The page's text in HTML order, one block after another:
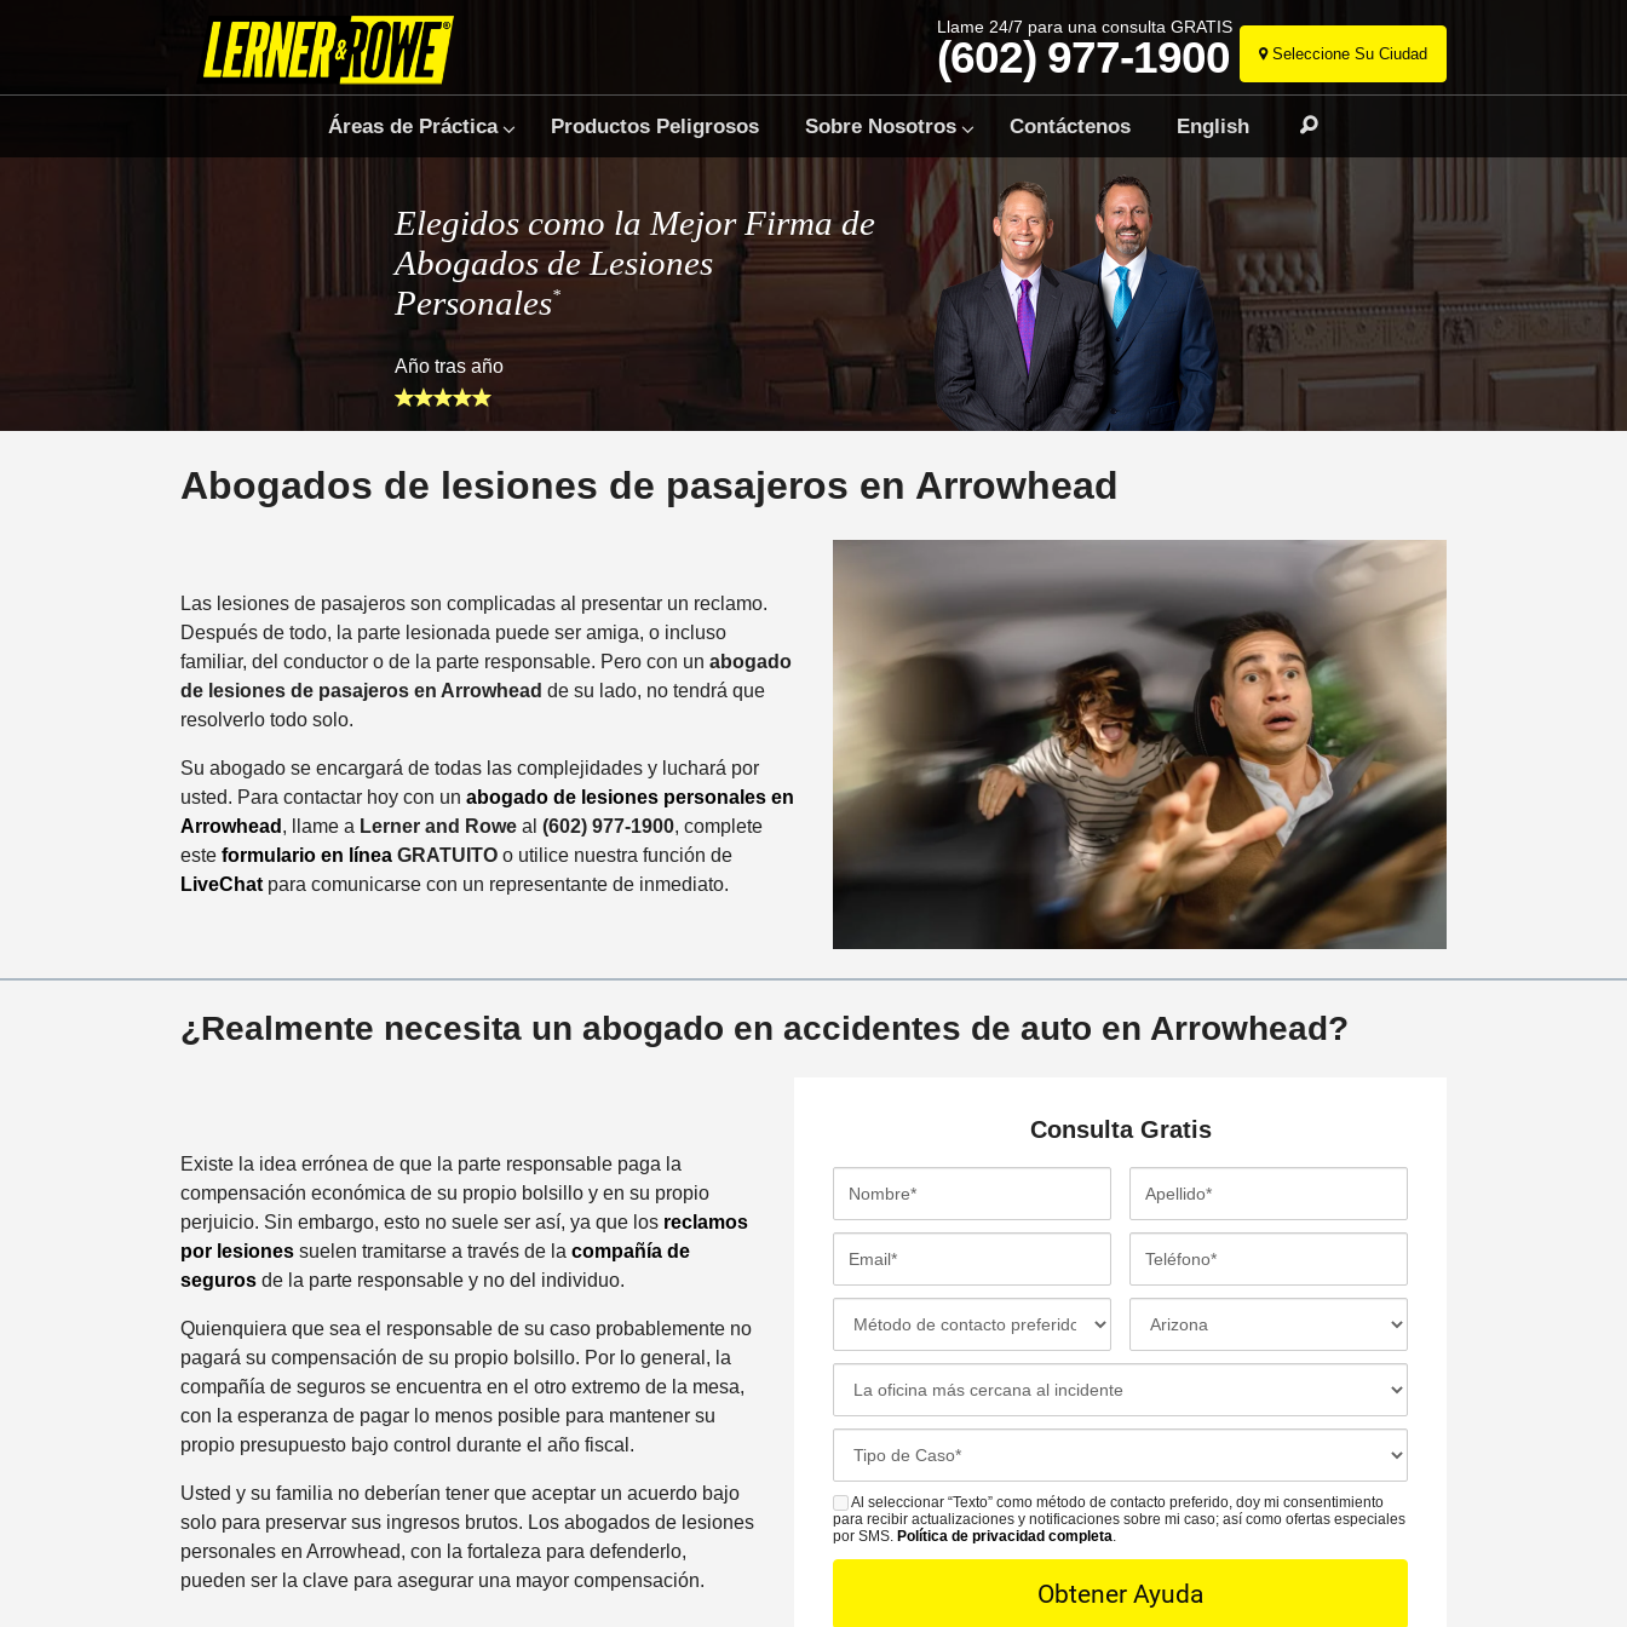
Seleccione Su Ciudad
Ir
al
contenido
Llame 24/7 para una consulta GRATIS
(602) 977-1900
Áreas de Práctica Productos Peligrosos Sobre Nosotros Contáctenos English
Elegidos como la Mejor Firma de
Abogados de Lesiones
Personales*
Año tras año
Abogados de lesiones de pasajeros en Arrowhead
Las lesiones de pasajeros son complicadas al presentar un reclamo.
Después de todo, la parte lesionada puede ser amiga, o incluso
familiar, del conductor o de la parte responsable. Pero con un abogado
de lesiones de pasajeros en Arrowhead de su lado, no tendrá que
resolverlo todo solo.
Su abogado se encargará de todas las complejidades y luchará por
usted. Para contactar hoy con un abogado de lesiones personales en
Arrowhead , llame a Lerner and Roweal (602) 977-1900, complete
este formulario en líneaGRATUITOo utilice nuestra función de
LiveChatpara comunicarse con un representante de inmediato.
¿Realmente necesita un abogado en accidentes de auto en Arrowhead?
Existe la idea errónea de que la parte responsable paga la
compensación económica de su propio bolsillo y en su propio
perjuicio. Sin embargo, esto no suele ser así, ya que los reclamos
por lesionessuelen tramitarse a través de la compañía de
segurosde la parte responsable y no del individuo.
Quienquiera que sea el responsable de su caso probablemente no
pagará su compensación de su propio bolsillo. Por lo general, la
compañía de seguros se encuentra en el otro extremo de la mesa,
con la esperanza de pagar lo menos posible para mantener su
propio presupuesto bajo control durante el año fiscal.
Usted y su familia no deberían tener que aceptar un acuerdo bajo
solo para preservar sus ingresos brutos. Los abogados de lesiones
personales en Arrowhead, con la fortaleza para defenderlo,
pueden ser la clave para asegurar una mayor compensación.
Consulta Gratis
m
r
*
e
l
d
*
a
l
l
f
n
*
t
d
d
e
C
c
c
ó
n
l
o
i
c
i
s
e
D
S
M
S
Al seleccionar “Texto” como método de contacto preferido, doy mi consentimiento
para recibir actualizaciones y notificaciones sobre mi caso; así como ofertas especiales
por SMS. Política de privacidad completa.